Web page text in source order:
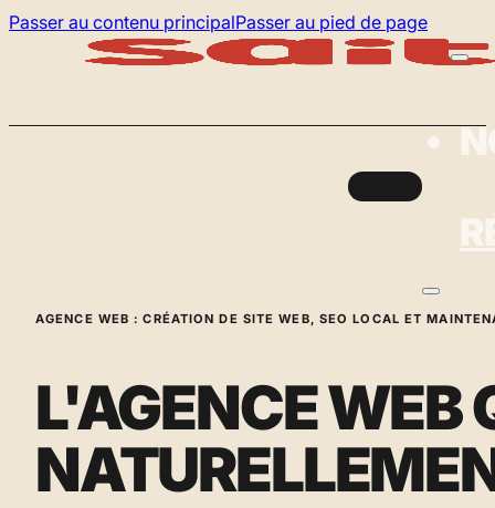
Passer au contenu principalPasser au pied de page
AGENCE WEB : CRÉATION DE SITE WEB, SEO LOCAL ET
L'AGENCE WEB